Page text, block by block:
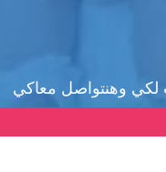
لكي وهنتواصل معاكي